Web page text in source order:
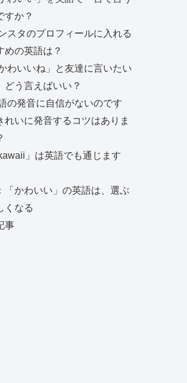
すか？
スタのプロフィールに入れる
めの英語は？
わいいね」と友達に言いたい
どう言えばいい？
の発音に自信がないのです
れいに発音するコツはありま
」は英語でも通じます
「かわいい」の英語は、選ぶ
くなる
事